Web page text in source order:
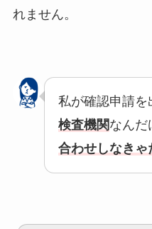
れません。
私が確認申請を
検査機関なんだ
合わせしなきゃ